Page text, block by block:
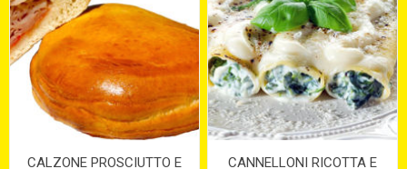
CALZONE PROSCIUTTO E CANNELLONI RICOTTA E